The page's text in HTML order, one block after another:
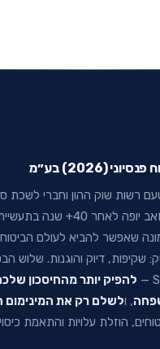
(2026) בע״מ
רשות שוק ההון וחברי לשכת
בישראל. נוסדה ע״י זאב יופה לאחר
שאפשר להביא לעולם
שקיפות, דיוק והוגנות. שלוש
להפיק יותר מהחיסכון
, ולשלם רק את המינימום
הוזלת עלויות והתאמת